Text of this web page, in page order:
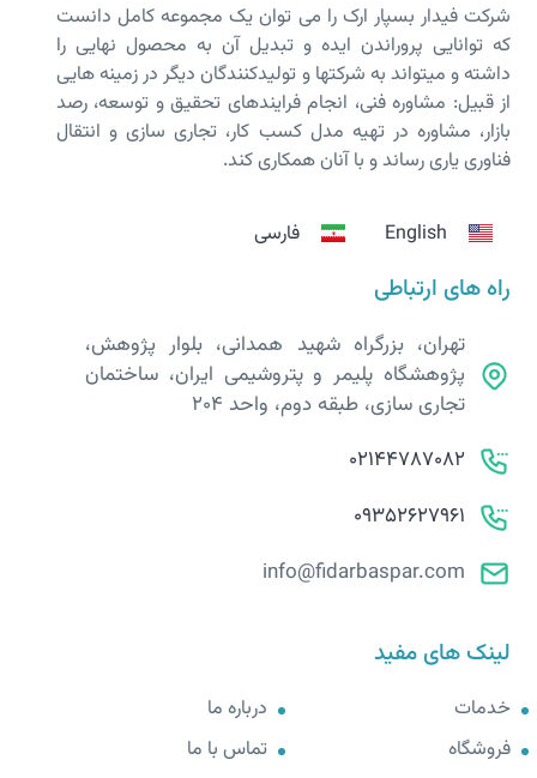
شرکت فیدار بسپار ارک را می توان یک مجموعه کامل دانست
که توانایی پروراندن ایده و تبدیل آن به محصول نهایی را
داشته و می­تواند به شرکت­ها و تولیدکنندگان دیگر در زمینه هایی
از قبیل: مشاوره فنی، انجام فرایندهای تحقیق و توسعه، رصد
بازار، مشاوره در تهیه مدل کسب کار، تجاری سازی و انتقال
فناوری یاری رساند و با آنان همکاری کند.
English فارسی
راه های ارتباطی
تهران، بزرگراه شهید همدانی، بلوار پژوهش،
پژوهشگاه پلیمر و پتروشیمی ایران، ساختمان
تجاری سازی، طبقه دوم، واحد 204
02144787082
09352627961
info@fidarbaspar.com
لینک های مفید
خدمات
فروشگاه
درباره ما
تماس با ما